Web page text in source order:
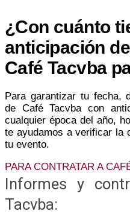
¿Con cuánto
anticipación
Café Tacvba
Para garantizar tu fecha,
de Café Tacvba con
cualquier época del año,
te ayudamos a verificar la
tu evento.
PARA CONTRATAR A
Informes y
Tacvba: